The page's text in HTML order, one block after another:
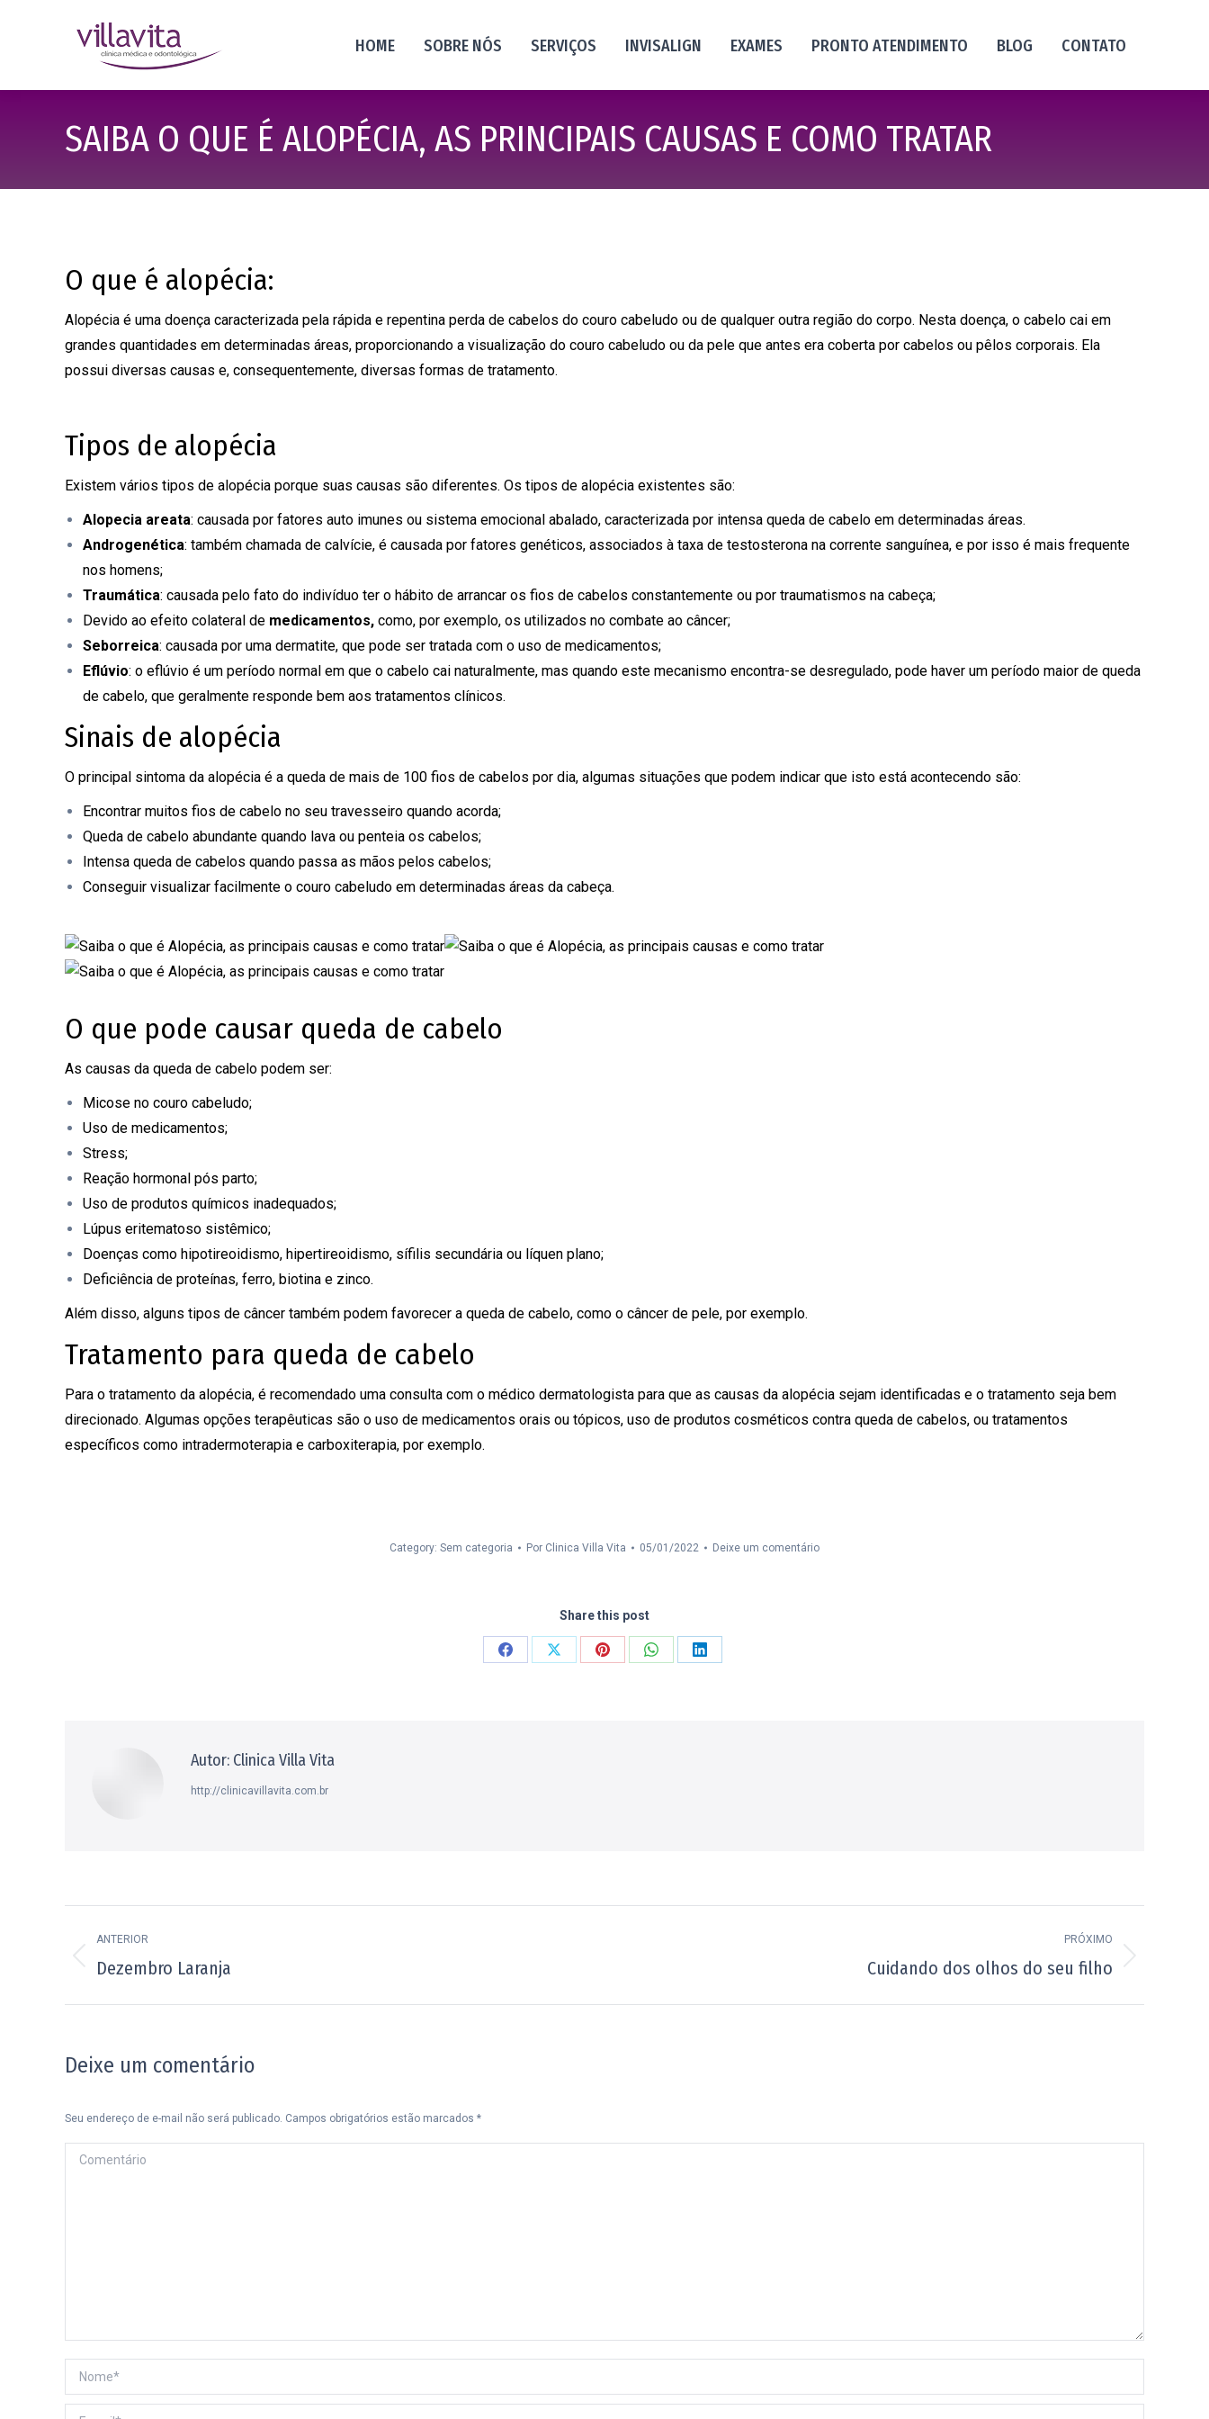
HOME SOBRE NÓS SERVIÇOS INVISALIGN EXAMES PRONTO ATENDIMENTO BLOG CONTATO
SAIBA O QUE É ALOPÉCIA, AS PRINCIPAIS CAUSAS E COMO TRATAR
O que é alopécia:
Alopécia é uma doença caracterizada pela rápida e repentina perda de cabelos do couro cabeludo ou de qualquer outra região do corpo. Nesta doença, o cabelo cai em
grandes quantidades em determinadas áreas, proporcionando a visualização do couro cabeludo ou da pele que antes era coberta por cabelos ou pêlos corporais. Ela
possui diversas causas e, consequentemente, diversas formas de tratamento.
Tipos de alopécia
Existem vários tipos de alopécia porque suas causas são diferentes. Os tipos de alopécia existentes são:
Alopecia areata: causada por fatores auto imunes ou sistema emocional abalado, caracterizada por intensa queda de cabelo em determinadas áreas.
Androgenética: também chamada de calvície, é causada por fatores genéticos, associados à taxa de testosterona na corrente sanguínea, e por isso é mais frequente
nos homens;
Traumática: causada pelo fato do indivíduo ter o hábito de arrancar os fios de cabelos constantemente ou por traumatismos na cabeça;
Devido ao efeito colateral de medicamentos, como, por exemplo, os utilizados no combate ao câncer;
Seborreica: causada por uma dermatite, que pode ser tratada com o uso de medicamentos;
Eflúvio: o eflúvio é um período normal em que o cabelo cai naturalmente, mas quando este mecanismo encontra-se desregulado, pode haver um período maior de queda
de cabelo, que geralmente responde bem aos tratamentos clínicos.
Sinais de alopécia
O principal sintoma da alopécia é a queda de mais de 100 fios de cabelos por dia, algumas situações que podem indicar que isto está acontecendo são:
Encontrar muitos fios de cabelo no seu travesseiro quando acorda;
Queda de cabelo abundante quando lava ou penteia os cabelos;
Intensa queda de cabelos quando passa as mãos pelos cabelos;
Conseguir visualizar facilmente o couro cabeludo em determinadas áreas da cabeça.
O que pode causar queda de cabelo
As causas da queda de cabelo podem ser:
Micose no couro cabeludo;
Uso de medicamentos;
Stress;
Reação hormonal pós parto;
Uso de produtos químicos inadequados;
Lúpus eritematoso sistêmico;
Doenças como hipotireoidismo, hipertireoidismo, sífilis secundária ou líquen plano;
Deficiência de proteínas, ferro, biotina e zinco.
Além disso, alguns tipos de câncer também podem favorecer a queda de cabelo, como o câncer de pele, por exemplo.
Tratamento para queda de cabelo
Para o tratamento da alopécia, é recomendado uma consulta com o médico dermatologista para que as causas da alopécia sejam identificadas e o tratamento seja bem
direcionado. Algumas opções terapêuticas são o uso de medicamentos orais ou tópicos, uso de produtos cosméticos contra queda de cabelos, ou tratamentos
específicos como intradermoterapia e carboxiterapia, por exemplo.
Category: Sem categoria Por Clinica Villa Vita 05/01/2022 Deixe um comentário
Share this post
CompartilharCompartilharCompartilharCompartilharCompartilhar
Autor: Clinica Villa Vita
http://clinicavillavita.com.br
de
post:
ANTERIOR
Post
Dezembro Laranja
PRÓXIMO
Cuidando dos olhos do seu filho
Deixe um comentário
Seu endereço de e-mail não será publicado. Campos obrigatórios estão marcados *
Comentário
Nome *